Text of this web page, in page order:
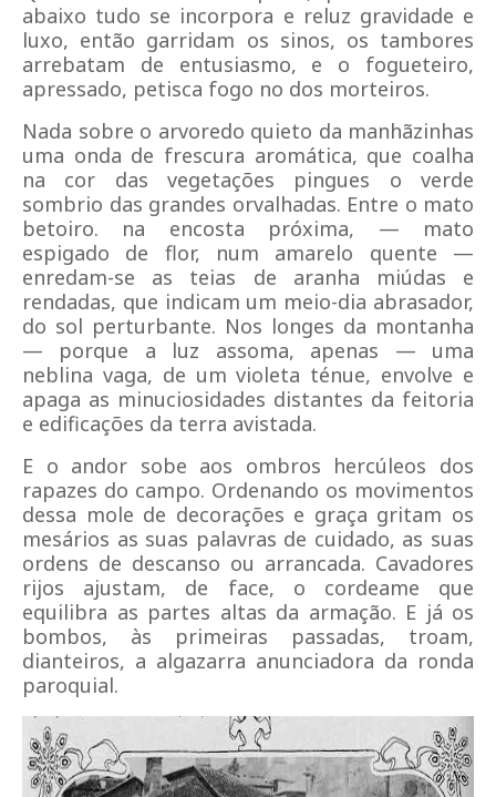
abaixo tudo se incorpora e reluz gravidade e
luxo, então garridam os sinos, os tambores
arrebatam de entusiasmo, e o fogueteiro,
apressado, petisca fogo no dos morteiros.
Nada sobre o arvoredo quieto da manhãzinhas
uma onda de frescura aromática, que coalha
na cor das vegetações pingues o verde
sombrio das grandes orvalhadas. Entre o mato
betoiro. na encosta próxima, — mato
espigado de flor, num amarelo quente —
enredam-se as teias de aranha miúdas e
rendadas, que indicam um meio-dia abrasador,
do sol perturbante. Nos longes da montanha
— porque a luz assoma, apenas — uma
neblina vaga, de um violeta ténue, envolve e
apaga as minuciosidades distantes da feitoria
e edificações da terra avistada.
E o andor sobe aos ombros hercúleos dos
rapazes do campo. Ordenando os movimentos
dessa mole de decorações e graça gritam os
mesários as suas palavras de cuidado, as suas
ordens de descanso ou arrancada. Cavadores
rijos ajustam, de face, o cordeame que
equilibra as partes altas da armação. E já os
bombos, às primeiras passadas, troam,
dianteiros, a algazarra anunciadora da ronda
paroquial.